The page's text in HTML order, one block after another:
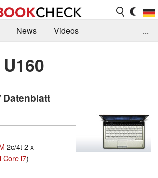
News
Videos
Deals
...
2c/4t 2 x
Core i7)